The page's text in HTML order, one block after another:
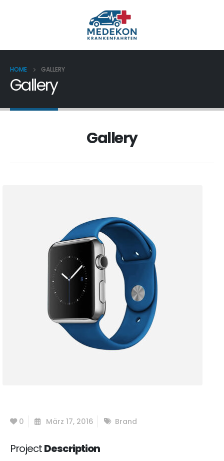
HOME GALLERY
Gallery
Gallery
0 März 17, 2016 Brand
ProjectDescription